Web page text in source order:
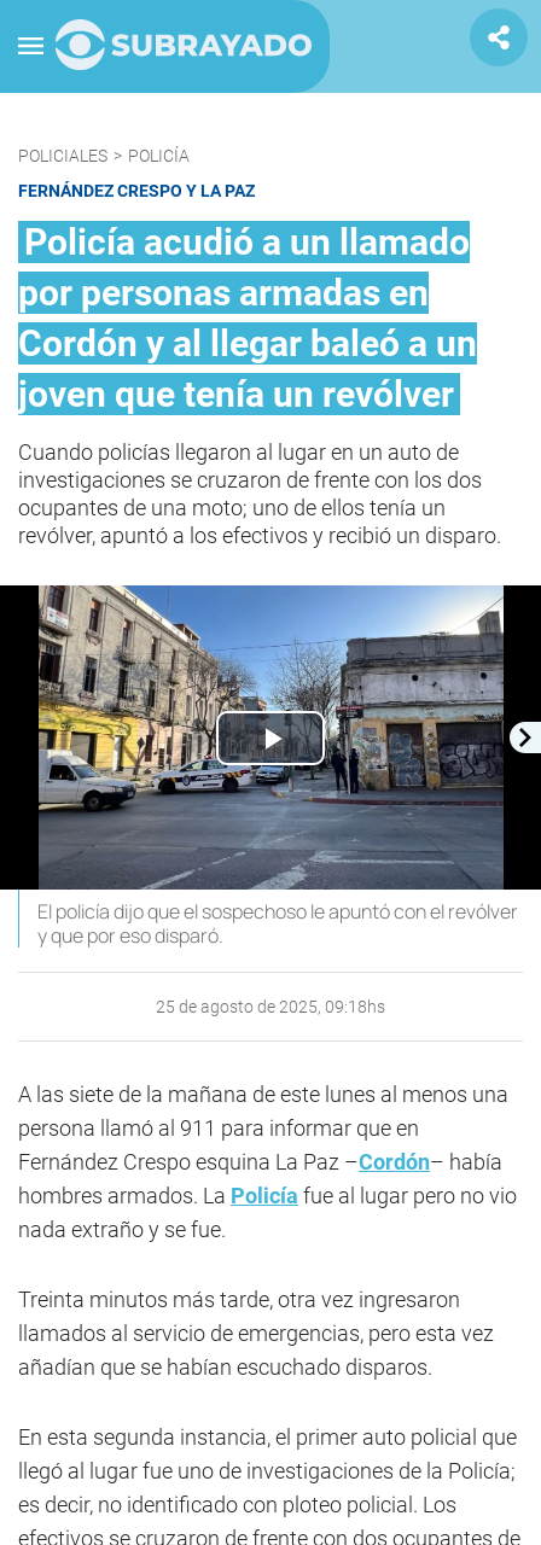
POLICIALES > POLICÍA
FERNÁNDEZ CRESPO Y LA PAZ
Policía acudió a un llamado
por personas armadas en
Cordón y al llegar baleó a un
joven que tenía un revólver
Cuando policías llegaron al lugar en un auto de
investigaciones se cruzaron de frente con los dos
ocupantes de una moto; uno de ellos tenía un
revólver, apuntó a los efectivos y recibió un disparo.
Play
Video
El policía dijo que el sospechoso le apuntó con el revólver
y que por eso disparó.
25 de agosto de 2025, 09:18hs
A las siete de la mañana de este lunes al menos una
persona llamó al 911 para informar que en
Fernández Crespo esquina La Paz –Cordón– había
hombres armados. La Policía fue al lugar pero no vio
nada extraño y se fue.
Treinta minutos más tarde, otra vez ingresaron
llamados al servicio de emergencias, pero esta vez
añadían que se habían escuchado disparos.
En esta segunda instancia, el primer auto policial que
llegó al lugar fue uno de investigaciones de la Policía;
es decir, no identificado con ploteo policial. Los
efectivos se cruzaron de frente con dos ocupantes de